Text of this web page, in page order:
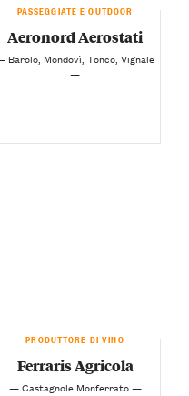
PASSEGGIATE E OUTDOOR
Aeronord Aerostati
Barolo, Mondovì, Tonco, Vignale
—
PRODUTTORE DI VINO
Ferraris Agricola
— Castagnole Monferrato —